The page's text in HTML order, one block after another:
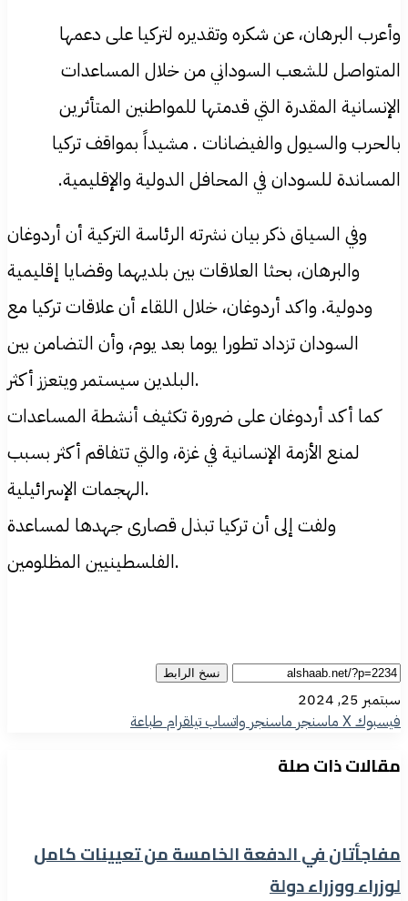
وأعرب البرهان، عن شكره وتقديره لتركيا على دعمها
المتواصل للشعب السوداني من خلال المساعدات
الإنسانية المقدرة التي قدمتها للمواطنين المتأثرين
بالحرب والسيول والفيضانات . مشيداً بمواقف تركيا
المساندة للسودان في المحافل الدولية والإقليمية.
وفي السياق ذكر بيان نشرته الرئاسة التركية أن أردوغان
والبرهان، بحثا العلاقات بين بلديهما وقضايا إقليمية
ودولية. واكد أردوغان، خلال اللقاء أن علاقات تركيا مع
السودان تزداد تطورا يوما بعد يوم، وأن التضامن بين
البلدين سيستمر ويتعزز أكثر.
كما أكد أردوغان على ضرورة تكثيف أنشطة المساعدات
لمنع الأزمة الإنسانية في غزة، والتي تتفاقم أكثر بسبب
الهجمات الإسرائيلية.
ولفت إلى أن تركيا تبذل قصارى جهدها لمساعدة
الفلسطينيين المظلومين.
نسخ الرابط
سبتمبر 25, 2024
فيسبوك‫Xماسنجر ماسنجر واتسابتيلقرامطباعة
مقالات ذات صلة
مفاجأتان في الدفعة الخامسة من تعيينات كامل
لوزراء ووزراء دولة